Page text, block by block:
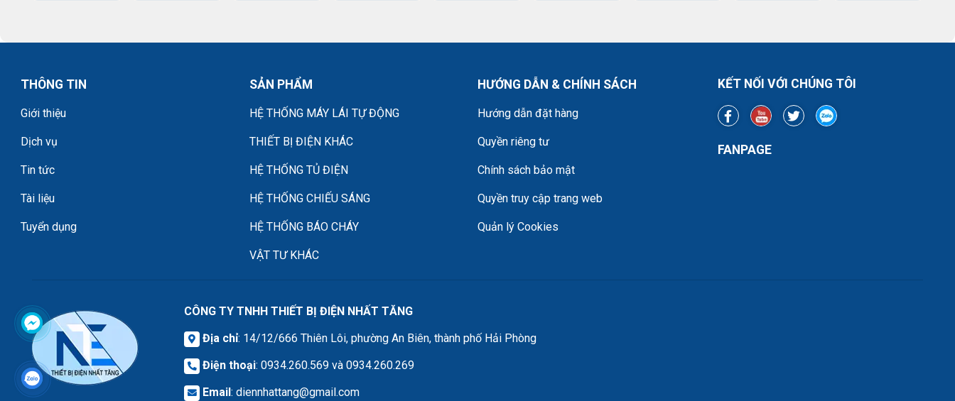
THÔNG TIN
Giới thiệu
Dịch vụ
Tin tức
Tài liệu
Tuyển dụng
SẢN PHẨM
HỆ THỐNG MÁY LÁI TỰ ĐỘNG
THIẾT BỊ ĐIỆN KHÁC
HỆ THỐNG TỦ ĐIỆN
HỆ THỐNG CHIẾU SÁNG
HỆ THỐNG BÁO CHÁY
VẬT TƯ KHÁC
HƯỚNG DẪN & CHÍNH SÁCH
Hướng dẫn đặt hàng
Quyền riêng tư
Chính sách bảo mật
Quyền truy cập trang web
Quản lý Cookies
KẾT NỐI VỚI CHÚNG TÔI
FANPAGE
CÔNG TY TNHH THIẾT BỊ ĐIỆN NHẤT TĂNG
Địa chỉ: 14/12/666 Thiên Lôi, phường An Biên, thành phố Hải Phòng
Điện thoại: 0934.260.569 và 0934.260.269
Email:diennhattang@gmail.com